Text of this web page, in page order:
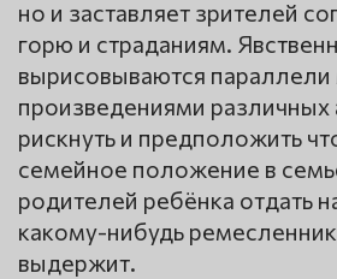
но и заставляет зрителей
горю и страданиям.
вырисовываются
произведениями
рискнуть и предположить
семейное положение в
родителей ребёнка отдать
какому-нибудь
выдержит.